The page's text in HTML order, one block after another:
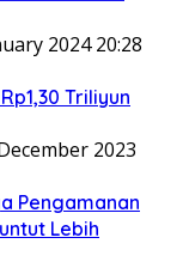
2024 20:28
Triliyun
2023
Pengamanan
Lebih